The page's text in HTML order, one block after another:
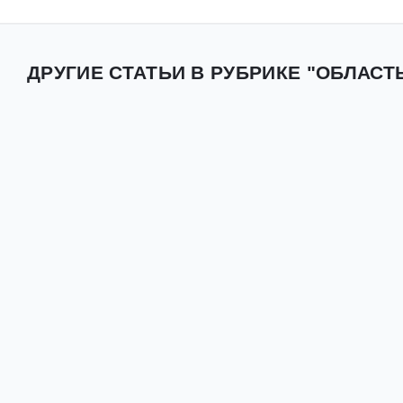
ДРУГИЕ СТАТЬИ В РУБРИКЕ